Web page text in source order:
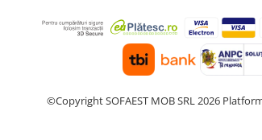
©Copyright SOFAEST MOB SRL 2026